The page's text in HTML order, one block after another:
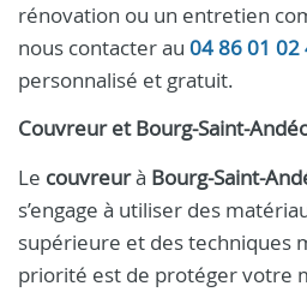
rénovation ou un entretien
nous contacter au 04 86 01 02
personnalisé et gratuit.
Couvreur et Bourg-Saint-
Le couvreurà Bourg-Saint-
s’engage à utiliser des
supérieure et des techniques
priorité est de protéger votre